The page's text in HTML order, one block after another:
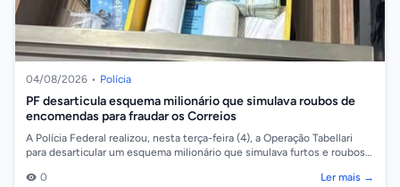
04/08/2026 • Polícia
PF desarticula esquema milionário que simulava roubos de
encomendas para fraudar os Correios
A Polícia Federal realizou, nesta terça-feira (4), a Operação Tabellari
para desarticular um esquema milionário que simulava furtos e roubos
0
Ler mais →